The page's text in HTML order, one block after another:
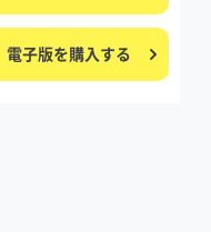
電子版を購入する